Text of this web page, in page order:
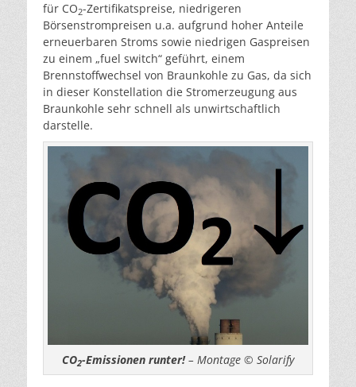
für CO2-Zertifikatspreise, niedrigeren
Börsenstrompreisen u.a. aufgrund hoher Anteile
erneuerbaren Stroms sowie niedrigen Gaspreisen
zu einem „fuel switch“ geführt, einem
Brennstoffwechsel von Braunkohle zu Gas, da sich
in dieser Konstellation die Stromerzeugung aus
Braunkohle sehr schnell als unwirtschaftlich
darstelle.
CO2-Emissionen runter!– Montage © Solarify